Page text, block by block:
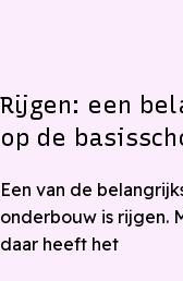
Rijgen: een
op de
Een van de
onderbouw is rijgen.
daar heeft het